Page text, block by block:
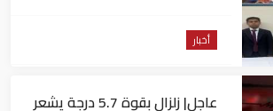
أخبار
عاجل| زلزال بقوة 5.7 درجة يشعر